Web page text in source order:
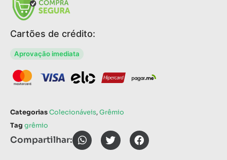
Cartões de crédito:
Aprovação imediata
CategoriasColecionáveis,Grêmio
Tag grêmio
Compartilhar: